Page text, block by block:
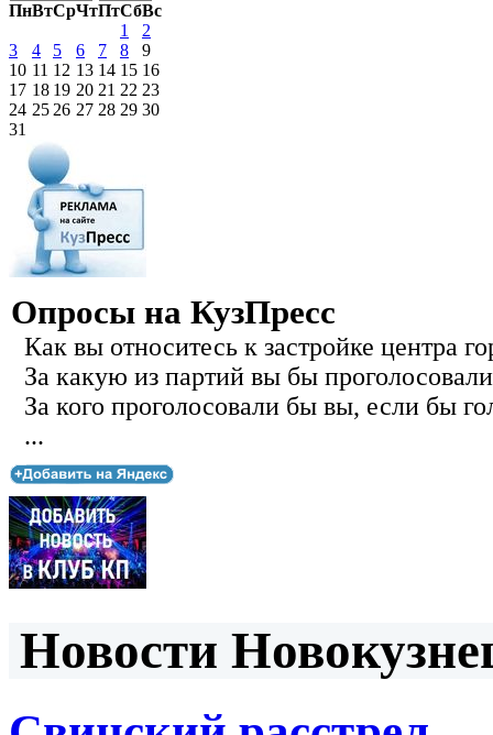
ПнВтСрЧтПтСбВс
1
2
3
4 5 6 7 8
9
10 11 12 13 14 15 16
17 18 19 20 21 22 23
24 25 26 27 28 29 30
31
Опросы на КузПресс
Как вы относитесь к застройке центра
За какую из партий вы бы
За кого проголосовали бы вы, если бы
...
Новости